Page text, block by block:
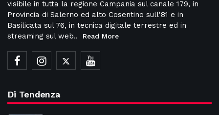
visibile in tutta la regione Campania sul canale 179, in
Provincia di Salerno ed alto Cosentino sull'81 e in
Basilicata sul 76, in tecnica digitale terrestre ed in
streaming sul web..
Read More
Di Tendenza